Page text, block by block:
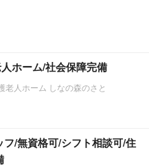
ホーム/社会保障完備
老人ホーム しなの森のさと
フ/無資格可/シフト相談可/住